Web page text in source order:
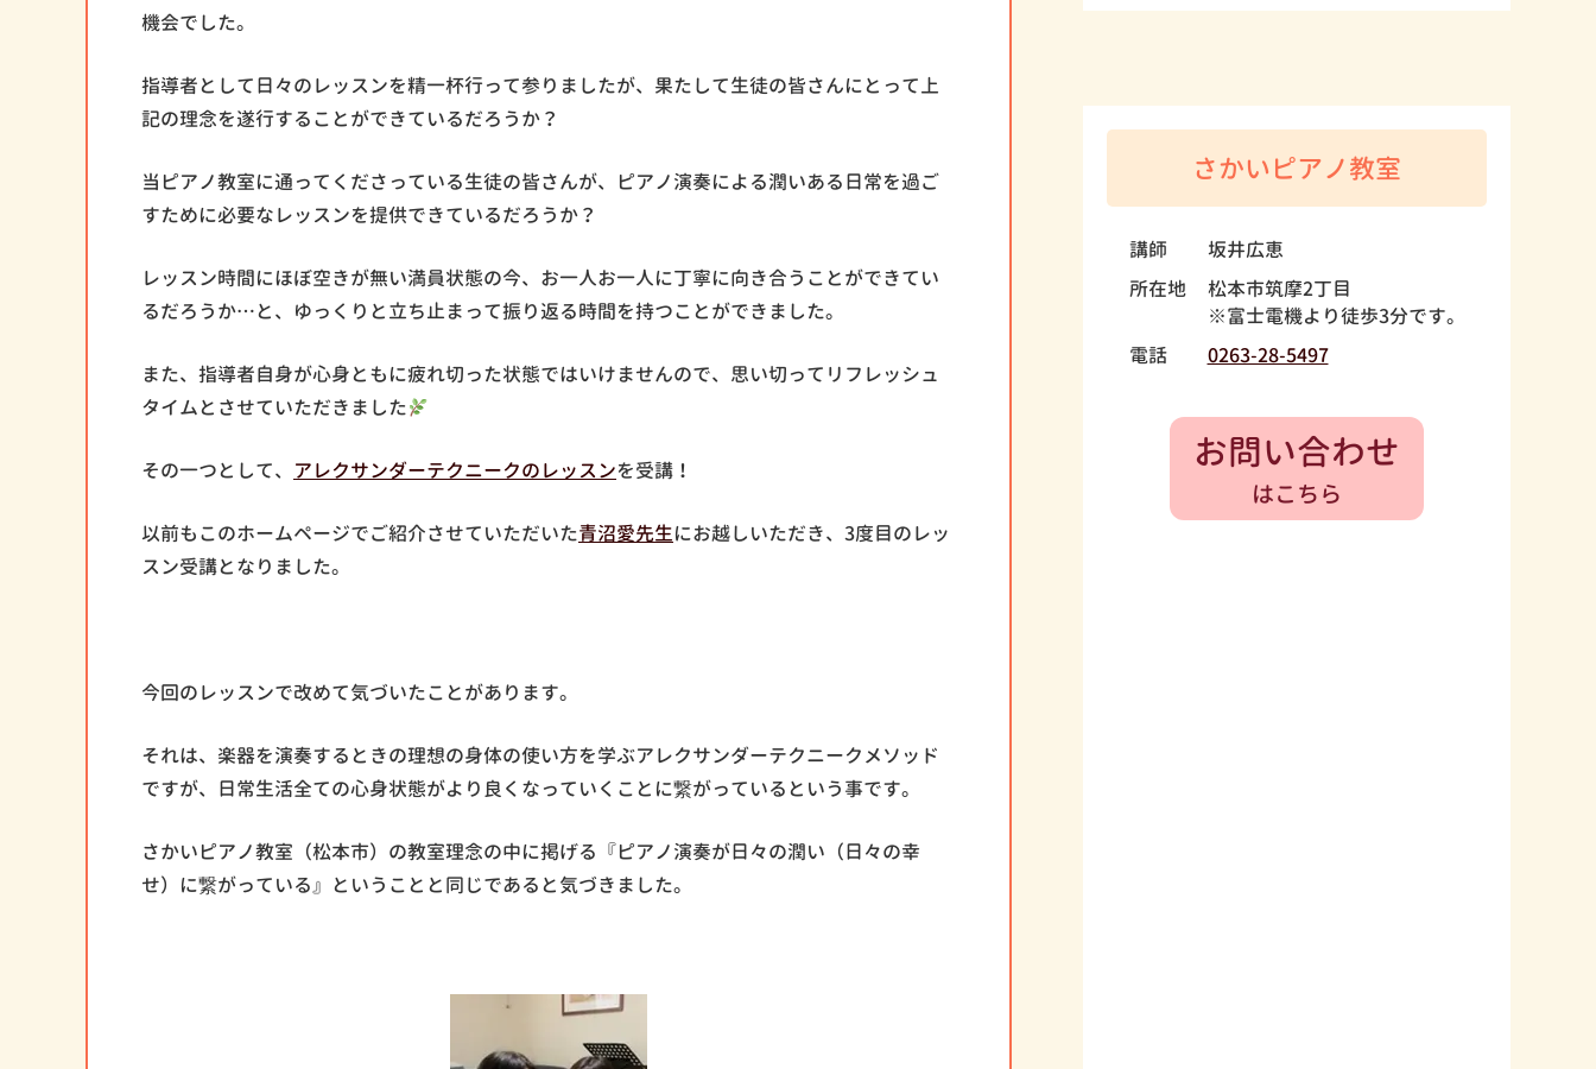
機会でした。
指導者として日々のレッスンを精一杯行って参りましたが、果たして生徒の皆さんにとって上
記の理念を遂行することができているだろうか？
当ピアノ教室に通ってくださっている生徒の皆さんが、ピアノ演奏による潤いある日常を過ご
すために必要なレッスンを提供できているだろうか？
レッスン時間にほぼ空きが無い満員状態の今、お一人お一人に丁寧に向き合うことができてい
るだろうか…と、ゆっくりと立ち止まって振り返る時間を持つことができました。
また、指導者自身が心身ともに疲れ切った状態ではいけませんので、思い切ってリフレッシュ
タイムとさせていただきました
その一つとして、 アレクサンダーテクニークのレッスンを受講！
以前もこのホームページでご紹介させていただいた青沼愛先生にお越しいただき、3度目のレッ
スン受講となりました。
今回のレッスンで改めて気づいたことがあります。
それは、楽器を演奏するときの理想の身体の使い方を学ぶアレクサンダーテクニークメソッド
ですが、日常生活全ての心身状態がより良くなっていくことに繋がっているという事です。
さかいピアノ教室（松本市）の教室理念の中に掲げる『ピアノ演奏が日々の潤い（日々の幸
せ）に繋がっている』ということと同じであると気づきました。
さかいピアノ教室
講師
坂井広恵
所在地
松本市筑摩2丁目
※富士電機より徒歩3分です。
電話
0263-28-5497
お問い合わせ
はこちら